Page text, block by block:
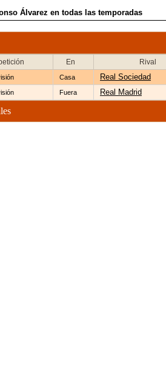
Álvarez en todas las temporadas
En Rival
Casa Real Sociedad
Fuera Real Madrid